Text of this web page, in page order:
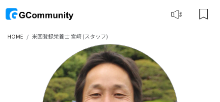
HOME 米国登録栄養士 宮﨑 (スタッフ)